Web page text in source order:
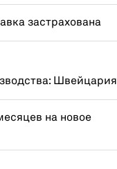
застрахована
Швейцария
на новое